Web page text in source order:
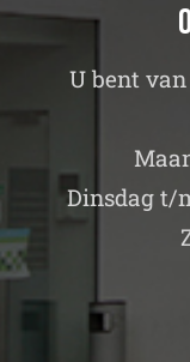
U bent
Dinsdag t/